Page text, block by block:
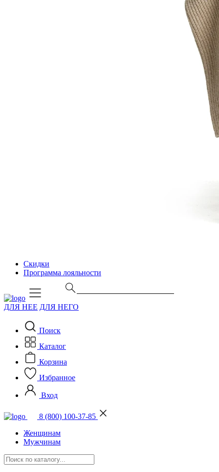
Скидки
Программа лояльности
ДЛЯ НЕЕ ДЛЯ НЕГО
Поиск
Каталог
Корзина
Избранное
Вход
8 (800) 100-37-85
Женщинам
Мужчинам